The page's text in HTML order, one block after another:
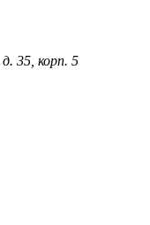
35, корп. 5